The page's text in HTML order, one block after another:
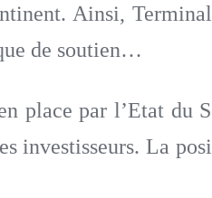
Ainsi,
de soutien…
place par l’Etat du
investisseurs. La